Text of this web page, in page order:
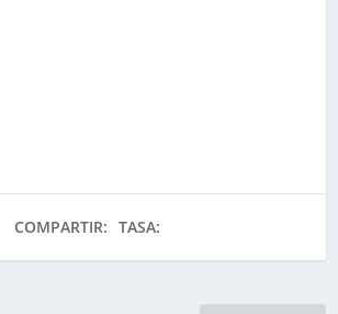
COMPARTIR: TASA: